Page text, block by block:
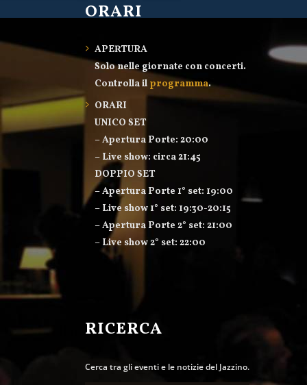
ORARI
APERTURA
Solo nelle giornate con concerti.
Controlla il programma.
ORARI
UNICO SET
– Apertura Porte: 20:00
– Live show: circa 21:45
DOPPIO SET
– Apertura Porte 1° set: 19:00
– Live show 1° set: 19:30-20:15
– Apertura Porte 2° set: 21:00
– Live show 2° set: 22:00
RICERCA
Cerca tra gli eventi e le notizie del Jazzino.